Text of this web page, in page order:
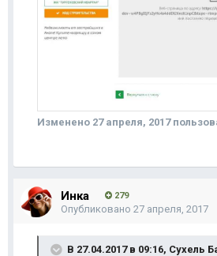
Изменено 27 апреля, 2017
Инка 279
Опубликовано 27 апреля, 2017
В 27.04.2017 в 09:16, Сухель